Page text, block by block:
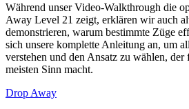
Während unser Video-Walkthrough die
Away Level 21 zeigt, erklären wir auch
demonstrieren, warum bestimmte Züge
sich unsere komplette Anleitung an, um
verstehen und den Ansatz zu wählen,
meisten Sinn macht.
Drop Away